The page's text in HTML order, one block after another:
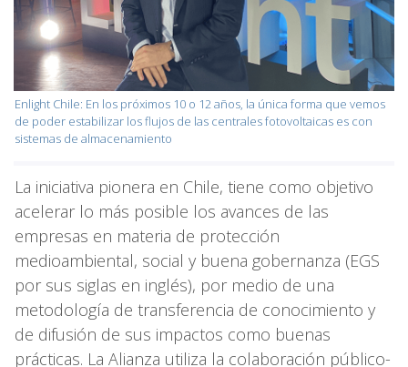
Enlight Chile: En los próximos 10 o 12 años, la única forma que vemos
de poder estabilizar los flujos de las centrales fotovoltaicas es con
sistemas de almacenamiento
La iniciativa pionera en Chile, tiene como objetivo
acelerar lo más posible los avances de las
empresas en materia de protección
medioambiental, social y buena gobernanza (EGS
por sus siglas en inglés), por medio de una
metodología de transferencia de conocimiento y
de difusión de sus impactos como buenas
prácticas. La Alianza utiliza la colaboración público-